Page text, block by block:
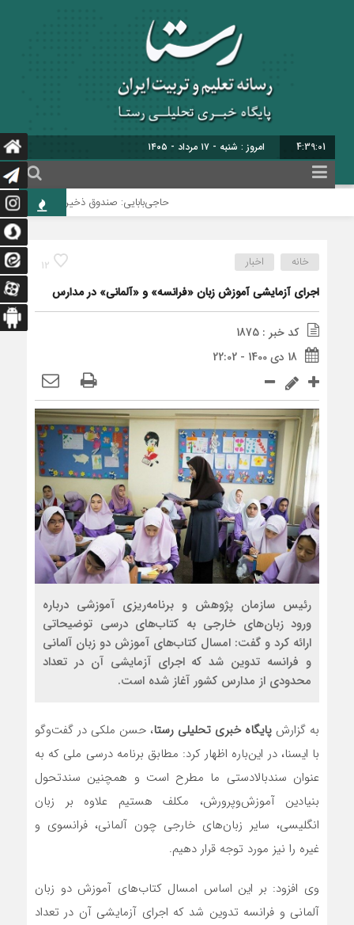
4:39:02 امروز : شنبه - ۱۷ مرداد - ۱۴۰۵
حاجی‌بابایی: صندوق ذخیره فرهنگیان
12 خانه اخبار
اجرای آزمایشی آموزش زبان «فرانسه» و «آلمانی» در مدارس
کد خبر : 1875
18 دی 1400 - 22:02
رئیس سازمان پژوهش و برنامه‌ریزی آموزشی درباره
ورود زبان‌های خارجی به کتاب‌های درسی توضیحاتی
ارائه کرد و گفت: امسال کتاب‌های آموزش دو زبان آلمانی
و فرانسه تدوین شد که اجرای آزمایشی آن در تعداد
محدودی از مدارس کشور آغاز شده است.
به گزارش پایگاه خبری تحلیلی رستا، حسن ملکی در گفت‌وگو
با ایسنا، در این‌باره اظهار کرد: مطابق برنامه درسی ملی که به
عنوان سندبالادستی ما مطرح است و همچنین سندتحول
بنیادین آموزش‌وپرورش، مکلف هستیم علاوه بر زبان
انگلیسی، سایر زبان‌های خارجی چون آلمانی، فرانسوی و
غیره را نیز مورد توجه قرار دهیم.
وی افزود: بر این اساس امسال کتاب‌های آموزش دو زبان
آلمانی و فرانسه تدوین شد که اجرای آزمایشی آن در تعداد